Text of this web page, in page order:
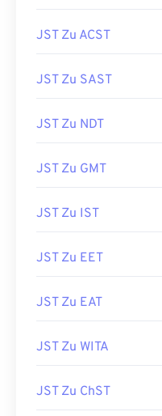
JST Zu ACST
JST Zu SAST
JST Zu NDT
JST Zu GMT
JST Zu IST
JST Zu EET
JST Zu EAT
JST Zu WITA
JST Zu ChST